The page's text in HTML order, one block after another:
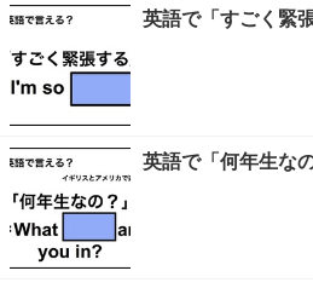
英語で「すごく緊
英語で「何年生な